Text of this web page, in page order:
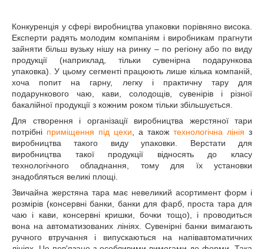
Конкуренція у сфері виробництва упаковки порівняно висока.
Експерти радять молодим компаніям і виробникам прагнути
зайняти більш вузьку нішу на ринку – по регіону або по виду
продукції (наприклад, тільки сувенірна подарункова
упаковка). У цьому сегменті працюють лише кілька компаній,
хоча попит на гарну, легку і практичну тару для
подарункового чаю, кави, солодощів, сувенірів і різної
бакалійної продукції з кожним роком тільки збільшується.
Для створення і організації виробництва жерстяної тари
потрібні приміщення під цехи , а також технологічна лінія з
виробництва такого виду упаковки. Верстати для
виробництва такої продукції відносять до класу
технологічного обладнання, тому для їх установки
знадобляться великі площі.
Звичайна жерстяна тара має невеликий асортимент форм і
розмірів (консервні банки, банки для фарб, проста тара для
чаю і кави, консервні кришки, бочки тощо), і проводиться
вона на автоматизованих лініях. Сувенірні банки вимагають
ручного втручання і випускаються на напівавтоматичних